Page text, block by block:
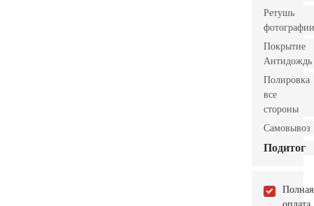
Ретушь
фотографии
Покрытие
Антидождь
Полировка
все
стороны
Самовывоз
Подитог
Полная